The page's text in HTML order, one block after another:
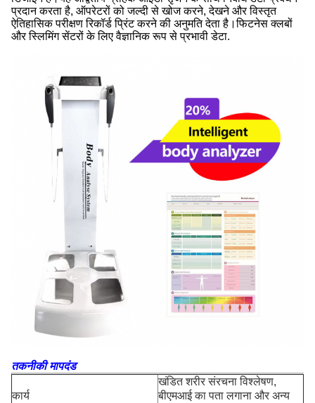
प्रदान करता है, ऑपरेटरों को जल्दी से खोज करने, देखने और विस्तृत
ऐतिहासिक परीक्षण रिकॉर्ड प्रिंट करने की अनुमति देता है।फिटनेस क्लबों
और स्लिमिंग सेंटरों के लिए वैज्ञानिक रूप से प्रभावी डेटा.
तकनीकी मापदंड
कार्य
खंडित शरीर संरचना विश्लेषण,
बीएमआई का पता लगाना और अन्य